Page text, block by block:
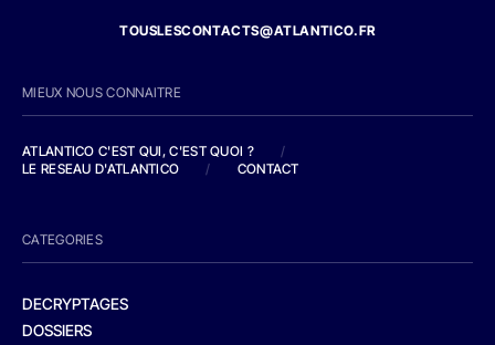
TOUSLESCONTACTS@ATLANTICO.FR
MIEUX NOUS CONNAITRE
ATLANTICO C'EST QUI, C'EST QUOI ?
/
LE RESEAU D'ATLANTICO
/ CONTACT
CATEGORIES
DECRYPTAGES
DOSSIERS